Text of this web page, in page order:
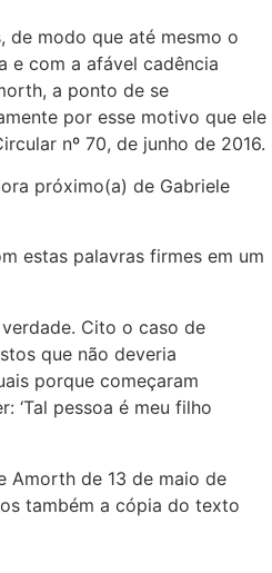
de modo que até mesmo o
e com a afável cadência
a ponto de se
por esse motivo que ele
nº 70, de junho de 2016.
próximo(a) de Gabriele
estas palavras firmes em um
Cito o caso de
que não deveria
porque começaram
‘Tal pessoa é meu filho
Amorth de 13 de maio de
também a cópia do texto